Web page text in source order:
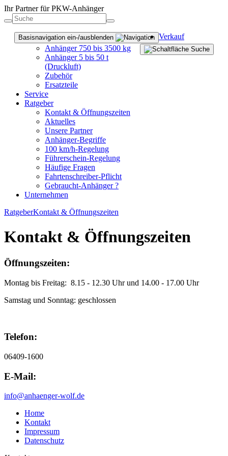
Ihr Partner für PKW-Anhänger
Basisnavigation ein-/ausblenden
Verkauf
Anhänger 750 bis 3500 kg
Anhänger 5 bis 50 t
(Druckluft)
Zubehör
Ersatzteile
Service
Ratgeber
Kontakt & Öffnungszeiten
Aktuelles
Unsere Partner
Anhänger-Begriffe
100 km/h-Regelung
Führerschein-Regelung
Häufige Fragen
Fahrtenschreiber-Pflicht
Gebraucht-Anhänger ?
Unternehmen
RatgeberKontakt & Öffnungszeiten
Kontakt & Öffnungszeiten
Öffnungszeiten:
Montag bis Freitag: 8.15 - 12.30 Uhr und 14.00 - 17.00 Uhr
Samstag und Sonntag: geschlossen
Telefon:
06409-1600
E-Mail:
info@anhaenger-wolf.de
Home
Kontakt
Impressum
Datenschutz